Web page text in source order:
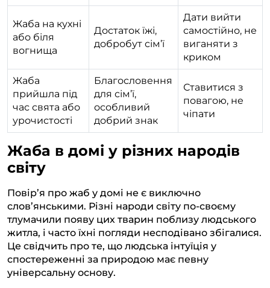
Жаба на кухні
або біля
вогнища
Достаток їжі,
добробут сім’ї
Дати вийти
самостійно, не
виганяти з
криком
Жаба
прийшла під
час свята або
урочистості
Благословення
для сім’ї,
особливий
добрий знак
Ставитися з
повагою, не
чіпати
Жаба в домі у різних народів
світу
Повір’я про жаб у домі не є виключно
слов’янськими. Різні народи світу по-своєму
тлумачили появу цих тварин поблизу людського
житла, і часто їхні погляди несподівано збігалися.
Це свідчить про те, що людська інтуїція у
спостереженні за природою має певну
універсальну основу.